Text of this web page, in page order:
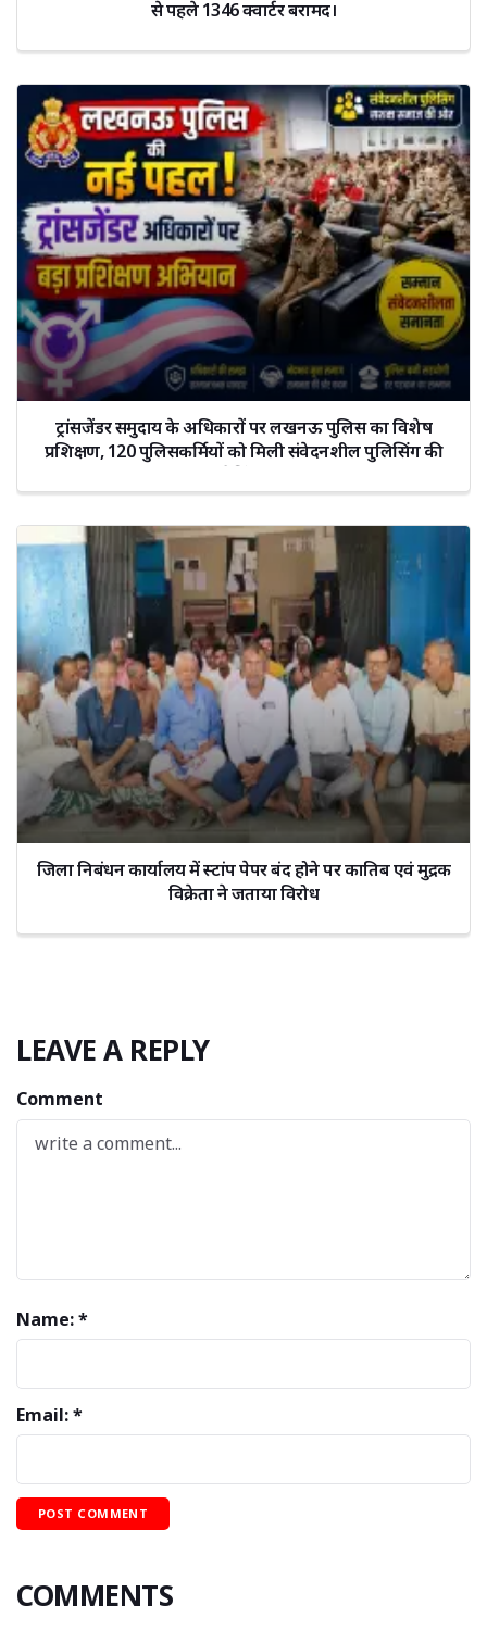
से पहले 1346 क्वार्टर बरामद।
ट्रांसजेंडर समुदाय के अधिकारों पर लखनऊ पुलिस का विशेष
प्रशिक्षण, 120 पुलिसकर्मियों को मिली संवेदनशील पुलिसिंग की
जिला निबंधन कार्यालय में स्टांप पेपर बंद होने पर कातिब एवं मुद्रक
विक्रेता ने जताया विरोध
LEAVE A REPLY
Comment
Name: *
Email: *
COMMENTS